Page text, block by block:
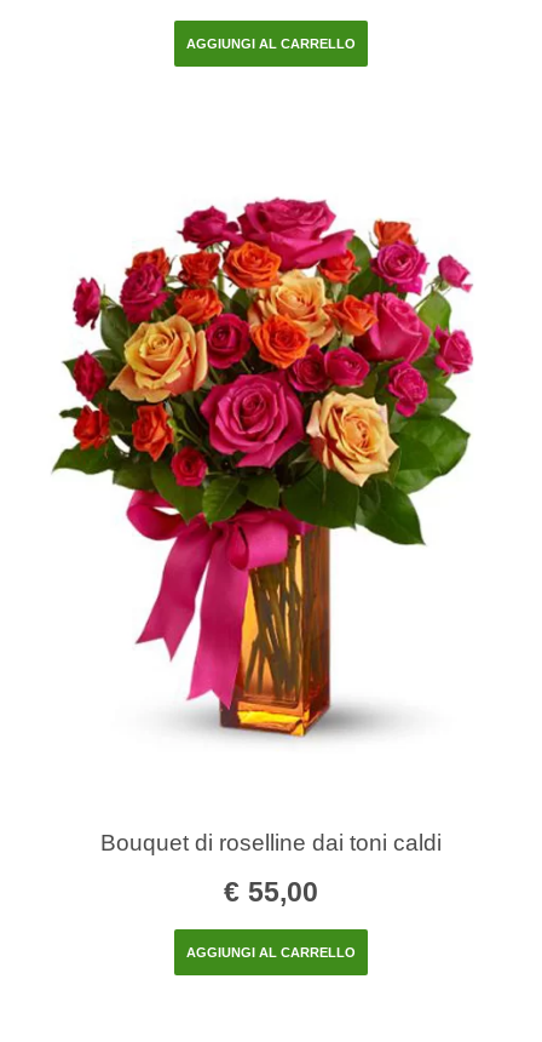
AGGIUNGI AL CARRELLO
Bouquet di roselline dai toni caldi
€ 55,00
AGGIUNGI AL CARRELLO